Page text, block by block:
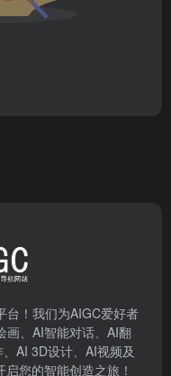
台！我们为AIGC爱好者
画、AI智能对话、AI翻
AI 3D设计、AI视频及
您的智能创造之旅！